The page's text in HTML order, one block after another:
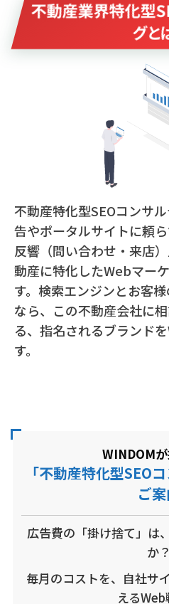
不動産業界特化型
グと
不動産特化型SEOコンサ
告やポータルサイトに頼
反響（問い合わせ・来店
動産に特化したWebマー
す。検索エンジンとお客
なら、この不動産会社に
る、指名されるブランド
す。
WINDOM
「不動産特化型SEO
ご
広告費の「掛け捨て」は
か？
毎月のコストを、自社サ
えるWeb